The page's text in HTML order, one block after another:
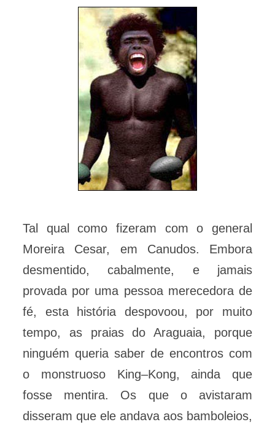
Tal qual como fizeram com o general
Moreira Cesar, em Canudos. Embora
desmentido, cabalmente, e jamais
provada por uma pessoa merecedora de
fé, esta história despovoou, por muito
tempo, as praias do Araguaia, porque
ninguém queria saber de encontros com
o monstruoso King–Kong, ainda que
fosse mentira. Os que o avistaram
disseram que ele andava aos bamboleios,